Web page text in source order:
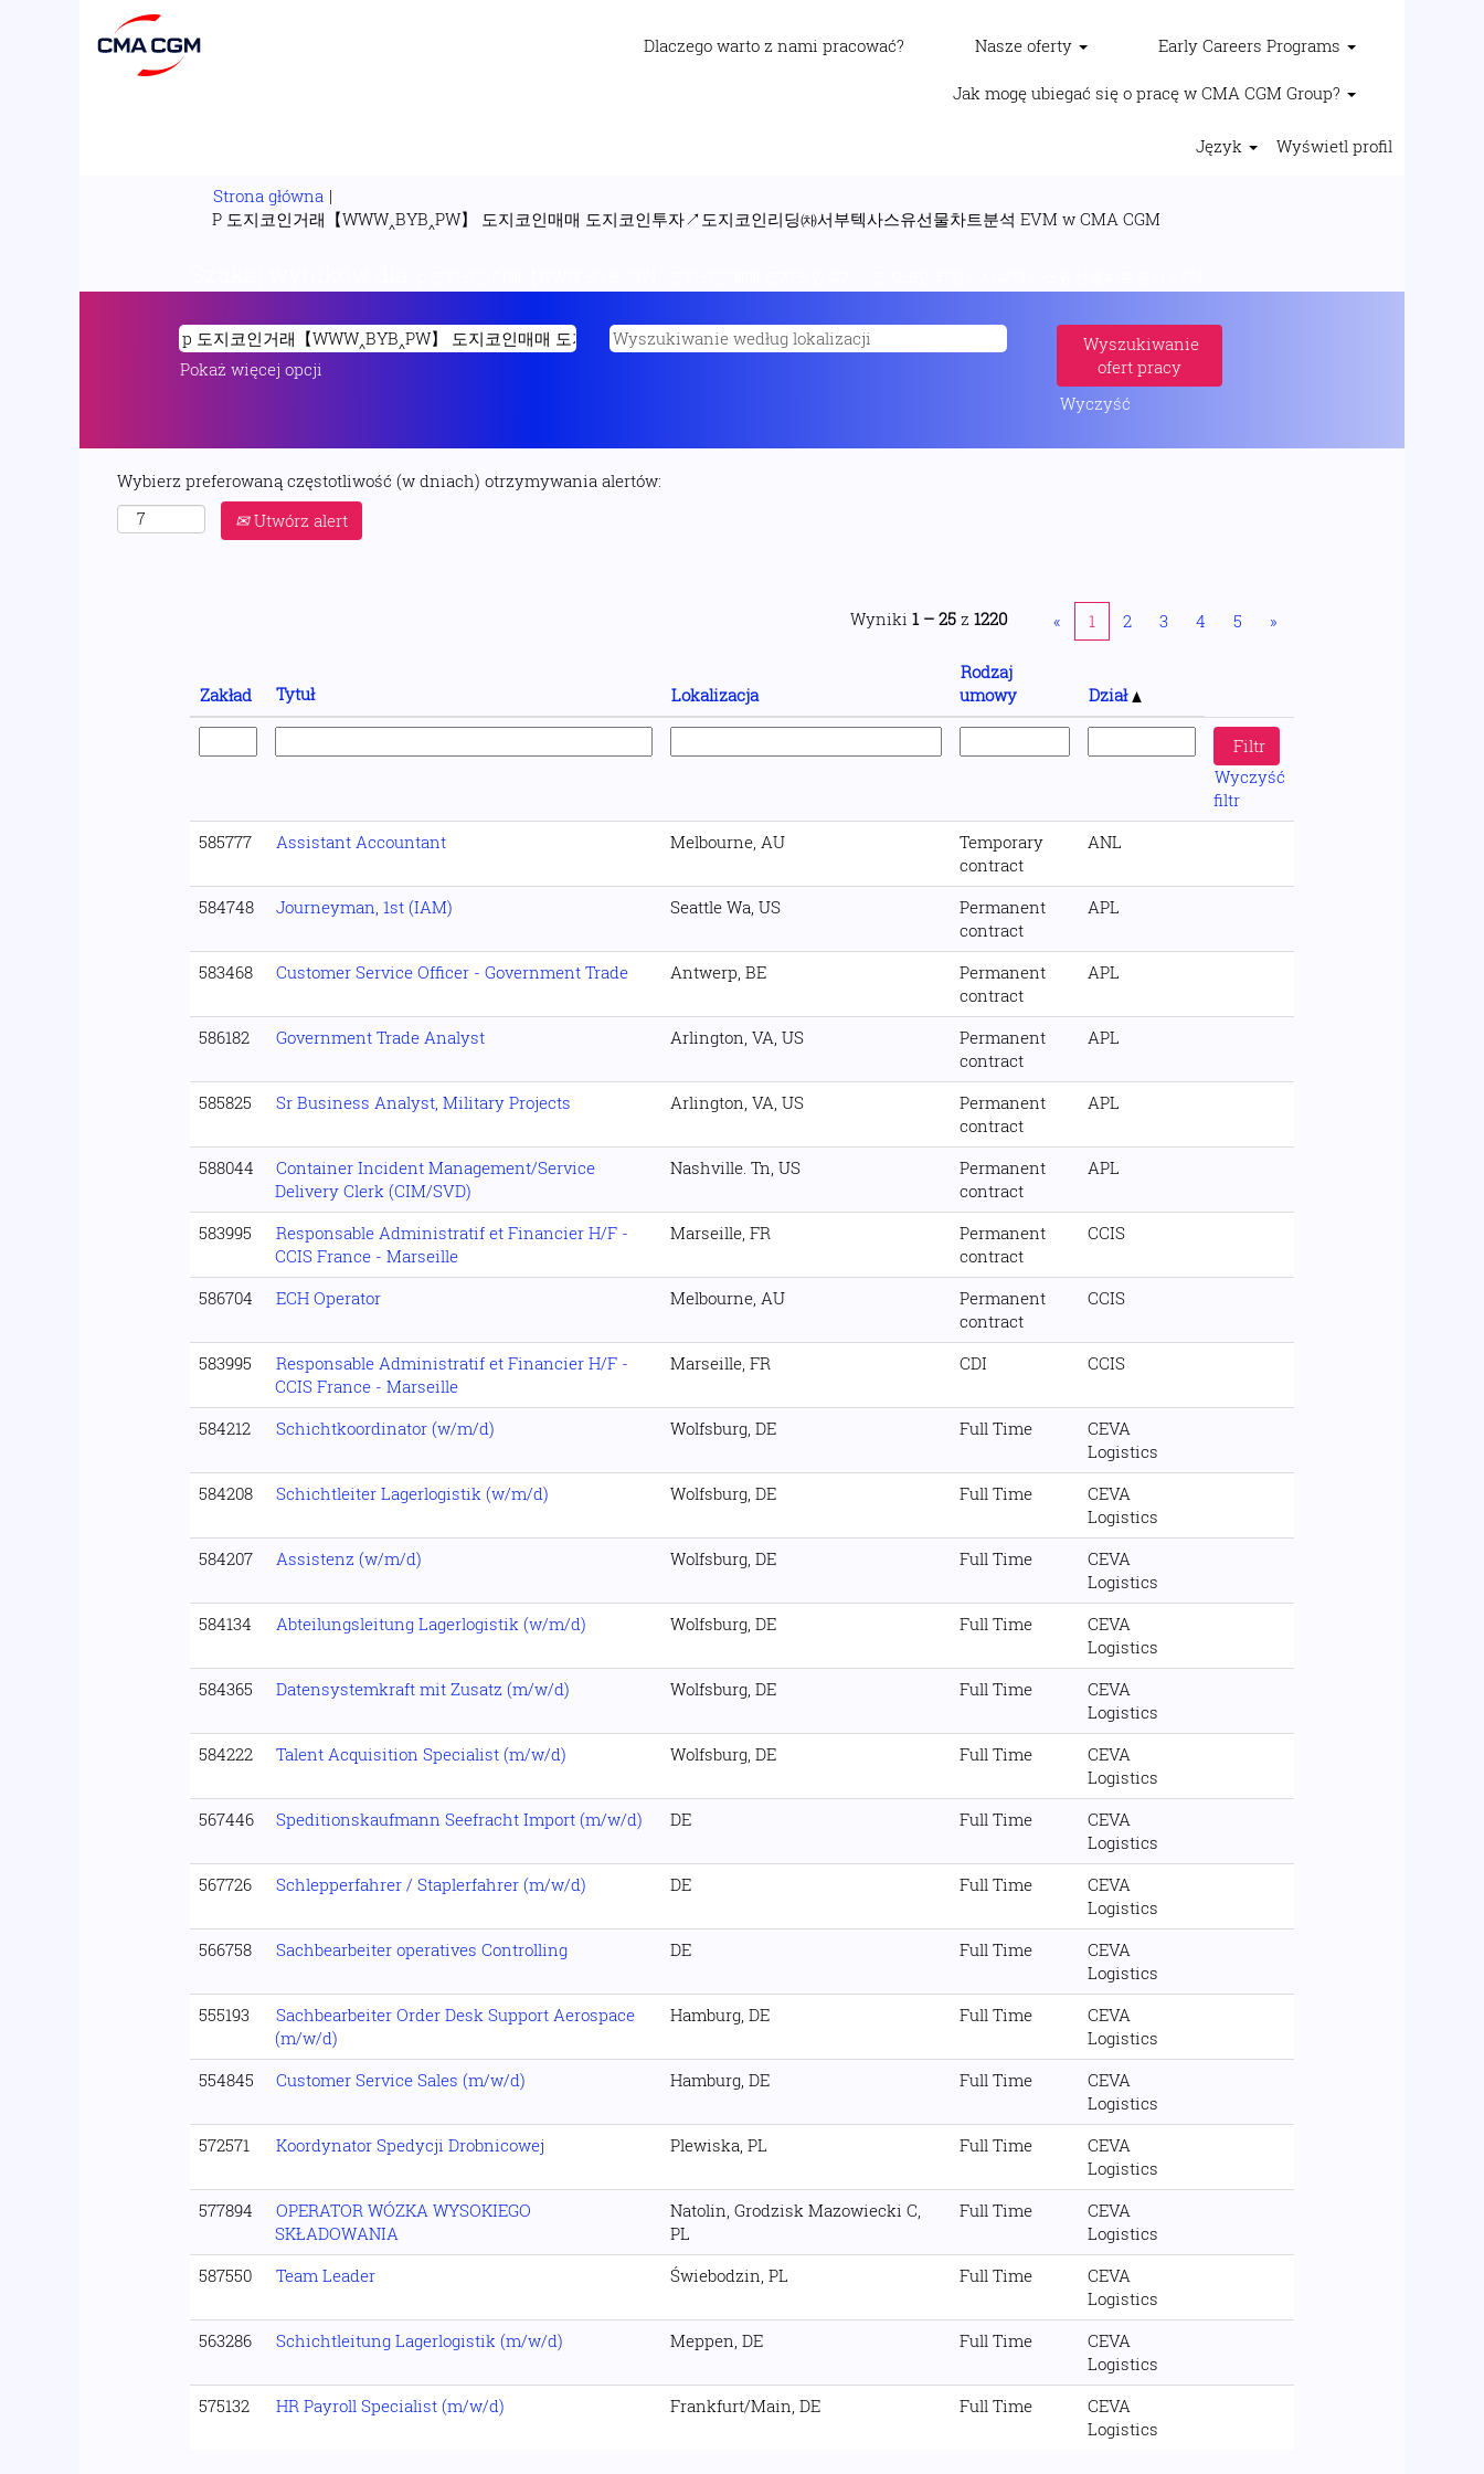
Dlaczego warto z nami pracować? Nasze oferty Early Careers Programs
Jak mogę ubiegać się o pracę w CMA CGM Group?
Język Wyświetl profil
Strona główna |
P 도지코인거래【WWW‸BYB‸PW】 도지코인매매 도지코인투자↗도지코인리딩㈗서부텍사스유선물차트분석 EVM w CMA CGM
Pokaż więcej opcji
Wyczyść
Wybierz preferowaną częstotliwość (w dniach) otrzymywania alertów:
Utwórz alert
Wyniki 1 – 25 z 1220 « 1 2 3 4 5 »
Zakład Tytuł Lokalizacja
Rodzaj
umowy
Dział
Wyczyść
filtr
585777
Assistant Accountant Melbourne, AU
Temporary
contract
ANL
584748 Journeyman, 1st (IAM) Seattle Wa, US
Permanent
contract
APL
583468 Customer Service Officer - Government Trade Antwerp, BE
Permanent
contract
APL
586182 Government Trade Analyst Arlington, VA, US
Permanent
contract
APL
585825 Sr Business Analyst, Military Projects Arlington, VA, US
Permanent
contract
APL
588044
Container Incident Management/Service
Delivery Clerk (CIM/SVD)
Nashville. Tn, US
Permanent
contract
APL
583995
Responsable Administratif et Financier H/F -
CCIS France - Marseille
Marseille, FR
Permanent
contract
CCIS
586704 ECH Operator Melbourne, AU
Permanent
contract
CCIS
583995
Responsable Administratif et Financier H/F -
CCIS France - Marseille
Marseille, FR CDI CCIS
584212 Schichtkoordinator (w/m/d) Wolfsburg, DE Full Time
CEVA
Logistics
584208
Schichtleiter Lagerlogistik (w/m/d) Wolfsburg, DE Full Time
CEVA
Logistics
584207
Assistenz (w/m/d) Wolfsburg, DE Full Time
CEVA
Logistics
584134
Abteilungsleitung Lagerlogistik (w/m/d) Wolfsburg, DE Full Time
CEVA
Logistics
584365
Datensystemkraft mit Zusatz (m/w/d) Wolfsburg, DE Full Time
CEVA
Logistics
584222
Talent Acquisition Specialist (m/w/d) Wolfsburg, DE Full Time
CEVA
Logistics
567446
Speditionskaufmann Seefracht Import (m/w/d) DE Full Time
CEVA
Logistics
567726
Schlepperfahrer / Staplerfahrer (m/w/d) DE Full Time
CEVA
Logistics
566758
Sachbearbeiter operatives Controlling DE Full Time
CEVA
Logistics
555193
Sachbearbeiter Order Desk Support Aerospace
(m/w/d)
Hamburg, DE Full Time
CEVA
Logistics
554845
Customer Service Sales (m/w/d) Hamburg, DE Full Time
CEVA
Logistics
572571
Koordynator Spedycji Drobnicowej Plewiska, PL Full Time
CEVA
Logistics
577894
OPERATOR WÓZKA WYSOKIEGO
SKŁADOWANIA
Natolin, Grodzisk Mazowiecki C,
PL
Full Time
CEVA
Logistics
587550
Team Leader Świebodzin, PL Full Time
CEVA
Logistics
563286
Schichtleitung Lagerlogistik (m/w/d) Meppen, DE Full Time
CEVA
Logistics
575132
HR Payroll Specialist (m/w/d) Frankfurt/Main, DE Full Time
CEVA
Logistics